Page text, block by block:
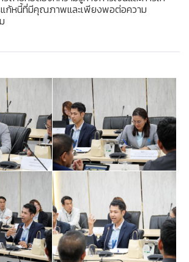
แก้หนี้ที่มีคุณภาพและเพียงพอต่อความ